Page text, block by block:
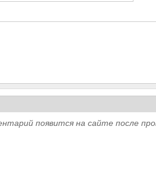
появится на сайте после